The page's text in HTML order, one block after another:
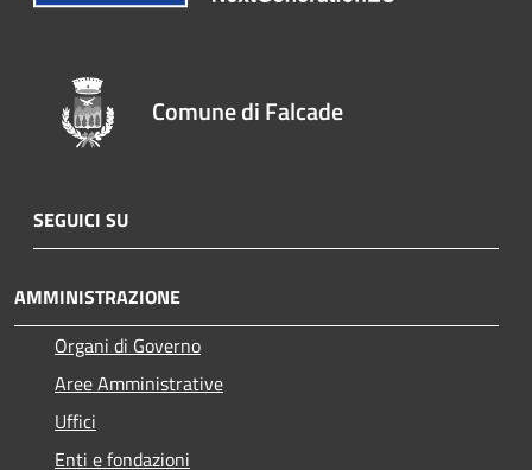
Comune di Falcade
SEGUICI SU
AMMINISTRAZIONE
Organi di Governo
Aree Amministrative
Uffici
Enti e fondazioni